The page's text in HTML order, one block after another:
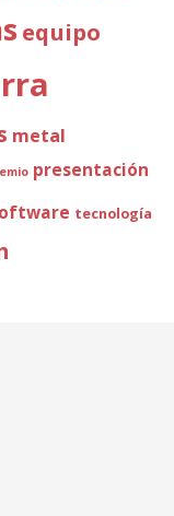
equipo
metal
presentación
tecnología